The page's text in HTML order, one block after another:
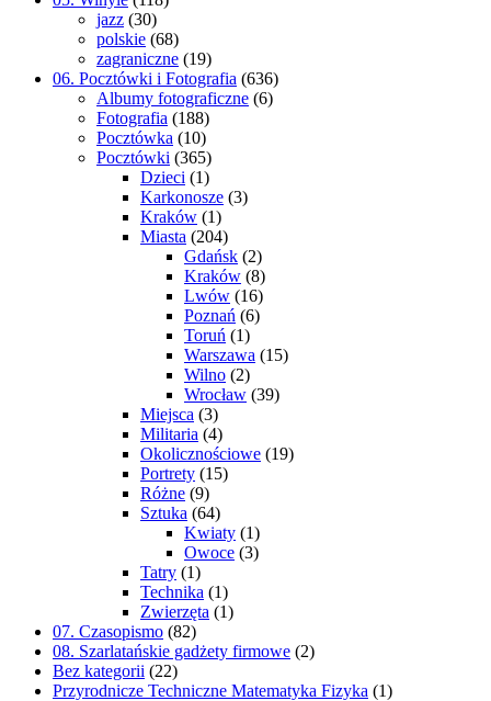
jazz (30)
polskie (68)
zagraniczne (19)
06. Pocztówki i Fotografia (636)
Albumy fotograficzne (6)
Fotografia (188)
Pocztówka (10)
Pocztówki (365)
Dzieci (1)
Karkonosze (3)
Kraków (1)
Miasta (204)
Gdańsk (2)
Kraków (8)
Lwów (16)
Poznań (6)
Toruń (1)
Warszawa (15)
Wilno (2)
Wrocław (39)
Miejsca (3)
Militaria (4)
Okolicznościowe (19)
Portrety (15)
Różne (9)
Sztuka (64)
Kwiaty (1)
Owoce (3)
Tatry (1)
Technika (1)
Zwierzęta (1)
07. Czasopismo (82)
08. Szarlatańskie gadżety firmowe (2)
Bez kategorii (22)
Przyrodnicze Techniczne Matematyka Fizyka (1)